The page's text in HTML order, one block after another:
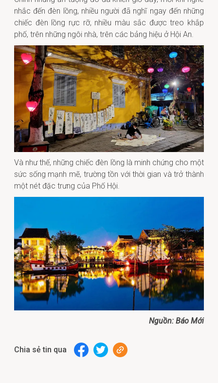
nhắc đến đèn lồng, nhiều người đã nghĩ ngay đến những
chiếc đèn lồng rực rỡ, nhiều màu sắc được treo khắp
phố, trên những ngôi nhà, trên các bảng hiệu ở Hội An.
Và như thế, những chiếc đèn lồng là minh chứng cho một
sức sống mạnh mẽ, trường tồn với thời gian và trở thành
một nét đặc trưng của Phố Hội.
Nguồn: Báo Mới
Chia sẻ tin qua